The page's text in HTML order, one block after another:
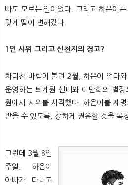
빠도 모르는 일이었다. 그리고 하은이
렇게 딸이 변해갔다.
1인 시위 그리고 신천지의 경고?
차디찬 바람이 불던 2월, 하은이 엄마
운영하는 퇴계원 센터와 이만희의 별
원에서 시위를 시작했다. 하은이를 제
받을 수 있도록, 강하게 권유할 것을 목
그런데 3월 8일
주일, 하은이
아빠가 다니고